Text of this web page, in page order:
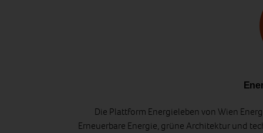
Die Plattform Energieleben von Wien
Erneuerbare Energie, grüne Architektur und